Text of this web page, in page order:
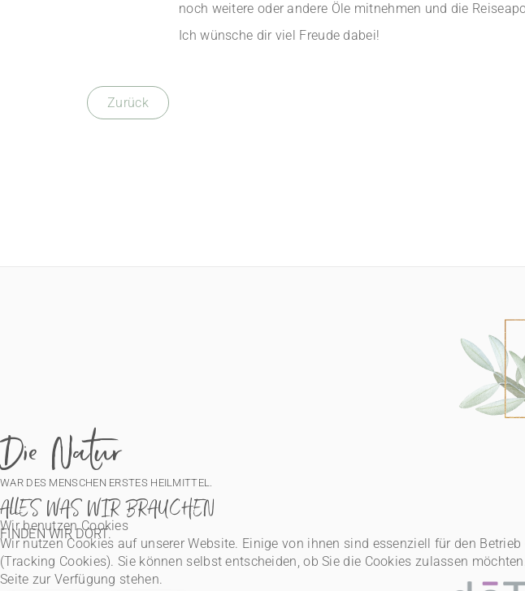
noch weitere oder andere Öle mitnehmen und die
Ich wünsche dir viel Freude dabei!
Zurück
Die Natur
WAR DES MENSCHEN ERSTES HEILMITTEL.
ALLES WAS WIR BRAUCHEN
FINDEN WIR DORT.
Wir benutzen Cookies
Wir nutzen Cookies auf unserer Website. Einige von ihnen sind essenziell für den
(Tracking Cookies). Sie können selbst entscheiden, ob Sie die Cookies zulassen
Seite zur Verfügung stehen.